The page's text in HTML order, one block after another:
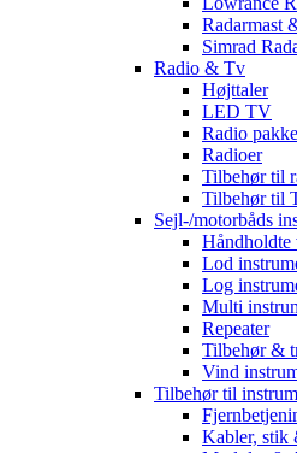
Radarmast
Simrad
Radio & Tv
Højttaler
LED TV
Radio
Radioer
Tilbehør til
Tilbehør til
Sejl-/motorbåds
Håndholdte
Lod
Log
Multi
Repeater
Tilbehør &
Vind
Tilbehør til
Kabler, stik